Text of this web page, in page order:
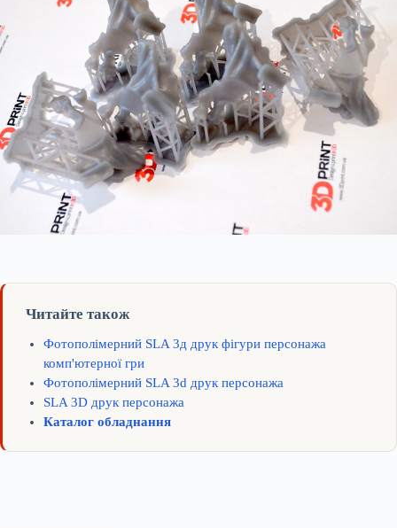
Читайте також
Фотополімерний SLA 3д друк фігури персонажа
комп'ютерної гри
Фотополімерний SLA 3d друк персонажа
SLA 3D друк персонажа
Каталог обладнання